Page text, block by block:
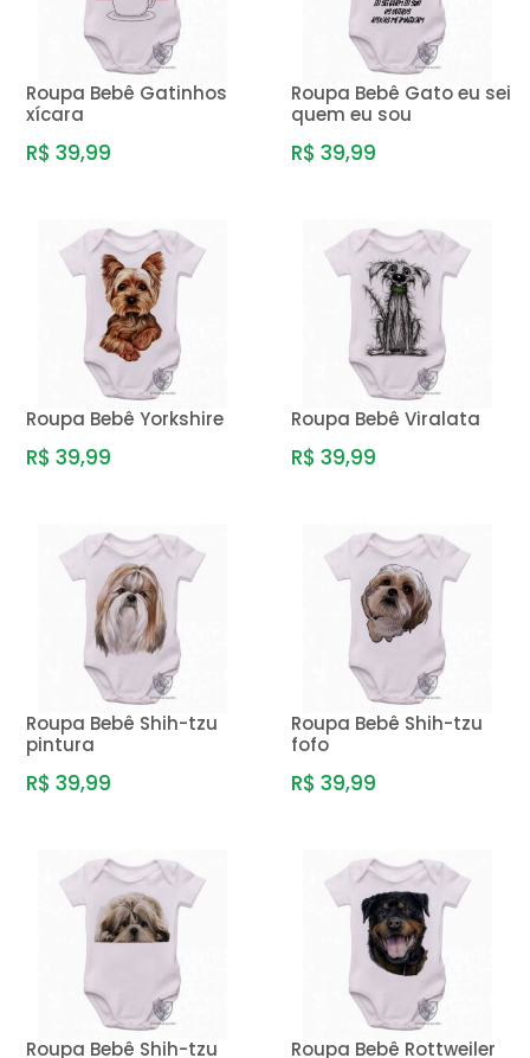
Roupa Bebê Gatinhos
xícara
R$ 39,99
Roupa Bebê Gato eu sei
quem eu sou
R$ 39,99
Roupa Bebê Yorkshire
R$ 39,99
Roupa Bebê Viralata
R$ 39,99
Roupa Bebê Shih-tzu
pintura
R$ 39,99
Roupa Bebê Shih-tzu
fofo
R$ 39,99
Roupa Bebê Shih-tzu Roupa Bebê Rottweiler